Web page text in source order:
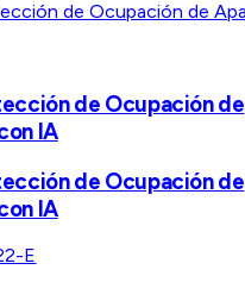
de Ocupación de
IA
de Ocupación de
IA
E